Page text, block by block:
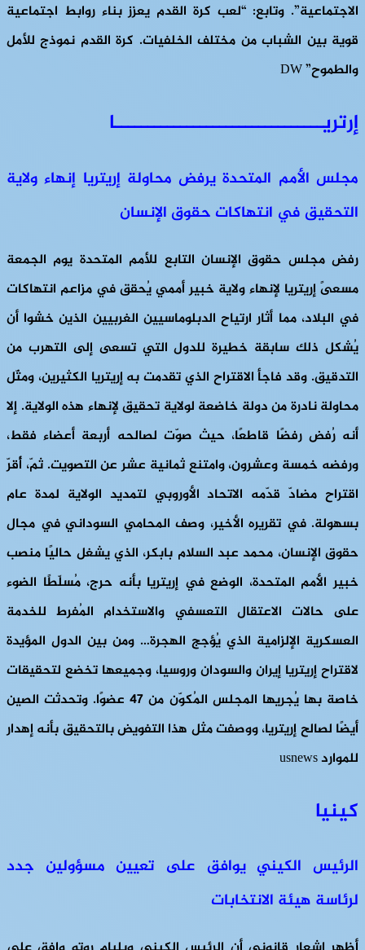
الاجتماعية”. وتابع: “لعب كرة القدم يعزز بناء روابط اجتماعية
قوية بين الشباب من مختلف الخلفيات. كرة القدم نموذج للأمل
والطموح” DW
إرتريــــــــــــــــــــــــــــــــا
مجلس الأمم المتحدة يرفض محاولة إريتريا إنهاء ولاية
التحقيق في انتهاكات حقوق الإنسان
رفض مجلس حقوق الإنسان التابع للأمم المتحدة يوم الجمعة
مسعىً إريتريا لإنهاء ولاية خبير أممي يُحقق في مزاعم انتهاكات
في البلاد، مما أثار ارتياح الدبلوماسيين الغربيين الذين خشوا أن
يُشكل ذلك سابقة خطيرة للدول التي تسعى إلى التهرب من
التدقيق. وقد فاجأ الاقتراح الذي تقدمت به إريتريا الكثيرين، ومثّل
محاولة نادرة من دولة خاضعة لولاية تحقيق لإنهاء هذه الولاية. إلا
أنه رُفض رفضًا قاطعًا، حيث صوّت لصالحه أربعة أعضاء فقط،
ورفضه خمسة وعشرون، وامتنع ثمانية عشر عن التصويت. ثمّ، أُقرّ
اقتراح مضادّ قدّمه الاتحاد الأوروبي لتمديد الولاية لمدة عام
بسهولة. في تقريره الأخير، وصف المحامي السوداني في مجال
حقوق الإنسان، محمد عبد السلام بابكر، الذي يشغل حاليًا منصب
خبير الأمم المتحدة، الوضع في إريتريا بأنه حرج، مُسلّطًا الضوء
على حالات الاعتقال التعسفي والاستخدام المُفرط للخدمة
العسكرية الإلزامية الذي يُؤجج الهجرة… ومن بين الدول المؤيدة
لاقتراح إريتريا إيران والسودان وروسيا، وجميعها تخضع لتحقيقات
خاصة بها يُجريها المجلس المُكوّن من 47 عضوًا. وتحدثت الصين
أيضًا لصالح إريتريا، ووصفت مثل هذا التفويض بالتحقيق بأنه إهدار
للموارد usnews
كينيا
الرئيس الكيني يوافق على تعيين مسؤولين جدد
لرئاسة هيئة الانتخابات